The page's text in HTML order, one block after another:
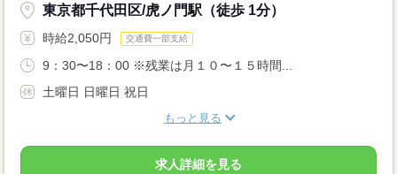
東京都千代田区/虎ノ門駅（徒歩 1分）
時給2,050円 交通費一部支給
9：30〜18：00 ※残業は月１０〜１５時間...
土曜日 日曜日 祝日
もっと見る
求人詳細を見る